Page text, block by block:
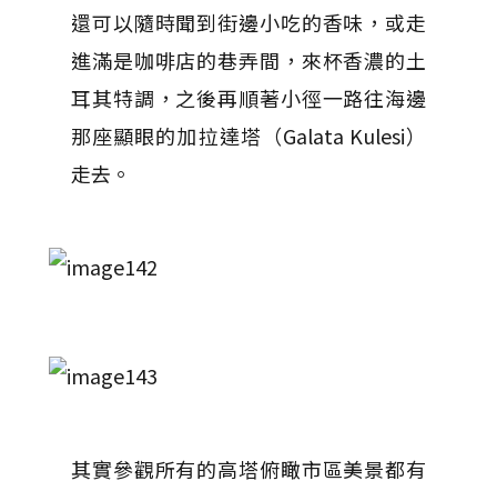
還可以隨時聞到街邊小吃的香味，或走
進滿是咖啡店的巷弄間，來杯香濃的土
耳其特調，之後再順著小徑一路往海邊
那座顯眼的加拉達塔（Galata Kulesi）
走去。
其實參觀所有的高塔俯瞰市區美景都有